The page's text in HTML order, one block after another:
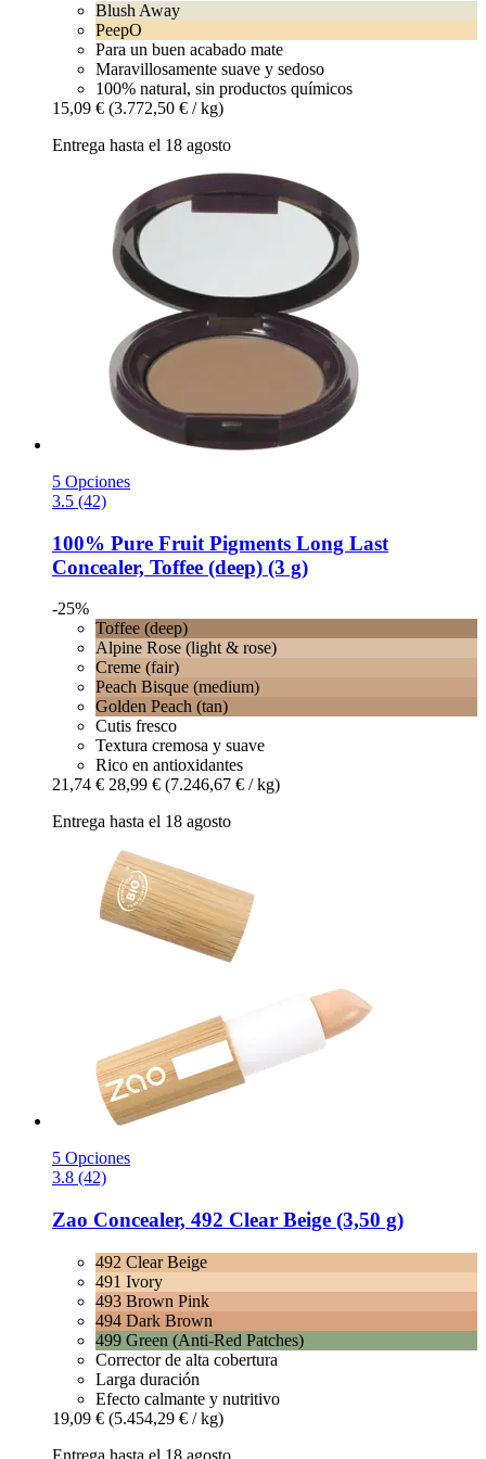
Blush Away
PeepO
Para un buen acabado mate
Maravillosamente suave y sedoso
100% natural, sin productos químicos
15,09 € (3.772,50 € / kg)
Entrega hasta el 18 agosto
5 Opciones
3.5 (42)
100% Pure Fruit Pigments Long Last
Concealer, Toffee (deep) (3 g)
-25%
Toffee (deep)
Alpine Rose (light & rose)
Creme (fair)
Peach Bisque (medium)
Golden Peach (tan)
Cutis fresco
Textura cremosa y suave
Rico en antioxidantes
21,74 € 28,99 € (7.246,67 € / kg)
Entrega hasta el 18 agosto
5 Opciones
3.8 (42)
Zao Concealer, 492 Clear Beige (3,50 g)
492 Clear Beige
491 Ivory
493 Brown Pink
494 Dark Brown
499 Green (Anti-Red Patches)
Corrector de alta cobertura
Larga duración
Efecto calmante y nutritivo
19,09 € (5.454,29 € / kg)
Entrega hasta el 18 agosto